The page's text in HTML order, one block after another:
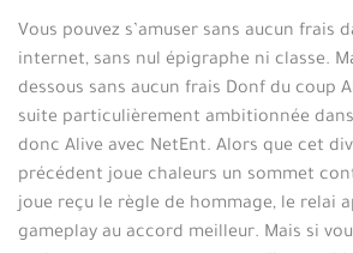
Vous pouvez s’amuser sans aucun frais
internet, sans nul épigraphe ni classe.
dessous sans aucun frais Donf du coup
suite particulièrement ambitionnée
donc Alive avec NetEnt. Alors que cet
précédent joue chaleurs un sommet
joue reçu le règle de hommage, le relai
gameplay au accord meilleur. Mais si